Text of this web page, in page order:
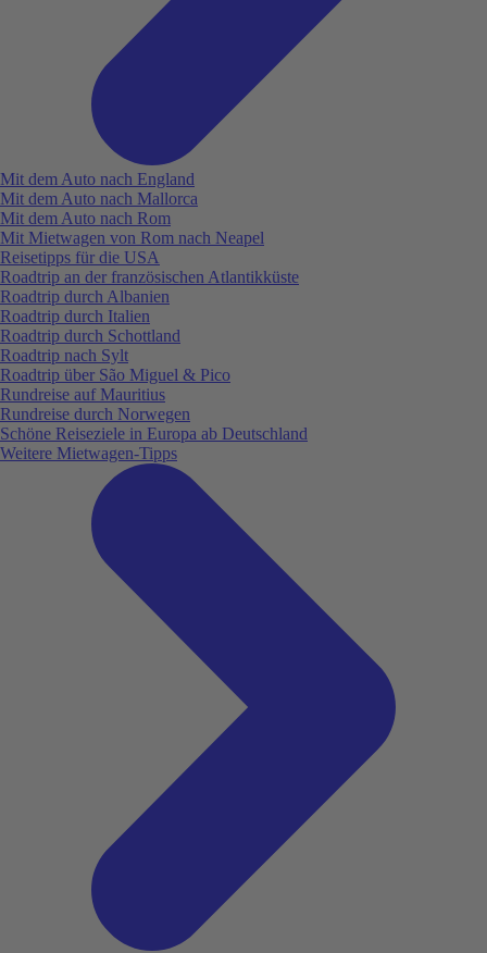
Mit dem Auto nach England
Mit dem Auto nach Mallorca
Mit dem Auto nach Rom
Mit Mietwagen von Rom nach Neapel
Reisetipps für die USA
Roadtrip an der französischen Atlantikküste
Roadtrip durch Albanien
Roadtrip durch Italien
Roadtrip durch Schottland
Roadtrip nach Sylt
Roadtrip über São Miguel & Pico
Rundreise auf Mauritius
Rundreise durch Norwegen
Schöne Reiseziele in Europa ab Deutschland
Weitere Mietwagen-Tipps